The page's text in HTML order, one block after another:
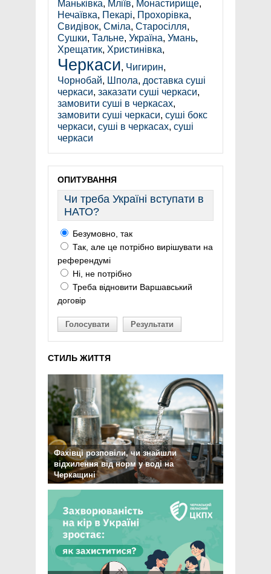
Маньківка, Мліїв, Монастирище,
Нечаївка, Пекарі, Прохорівка,
Свидівок, Сміла, Старосілля,
Сушки, Тальне, Україна, Умань,
Хрещатик, Христинівка,
Черкаси, Чигирин,
Чорнобай, Шпола, доставка суші
черкаси, заказати суші черкаси,
замовити суші в черкасах,
замовити суші черкаси, суші бокс
черкаси, суші в черкасах, суші
черкаси
ОПИТУВАННЯ
Чи треба Україні вступати в
НАТО?
Безумовно, так
Так, але це потрібно вирішувати на
референдумі
Ні, не потрібно
Треба відновити Варшавський
договір
Голосувати Результати
СТИЛЬ ЖИТТЯ
Фахівці розповіли, чи знайшли
відхилення від норм у воді на
Черкащині